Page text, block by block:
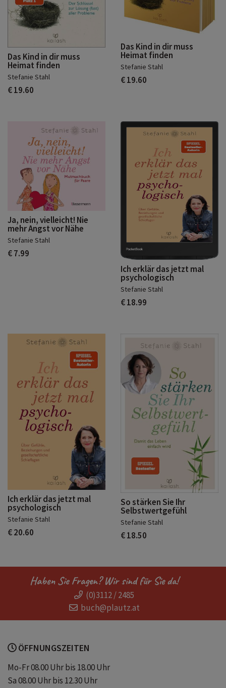
Das Kind in dir muss
Heimat finden
Stefanie Stahl
€ 19.60
Das Kind in dir muss
Heimat finden
Stefanie Stahl
€ 19.60
Ja, nein, vielleicht! Nie
mehr Angst vor Nähe
Stefanie Stahl
€ 7.99
Ich erklär das jetzt mal
psychologisch
Stefanie Stahl
€ 18.99
Ich erklär das jetzt mal
psychologisch
Stefanie Stahl
€ 20.60
So stärken Sie Ihr
Selbstwertgefühl
Stefanie Stahl
€ 18.50
Haben Sie Fragen? Wir sind für Sie da!
(0)3112 / 2485
buch@plautz.at
ÖFFNUNGSZEITEN
Mo-Fr 08.00 Uhr bis 18.00 Uhr
Sa 08.00 Uhr bis 12.30 Uhr